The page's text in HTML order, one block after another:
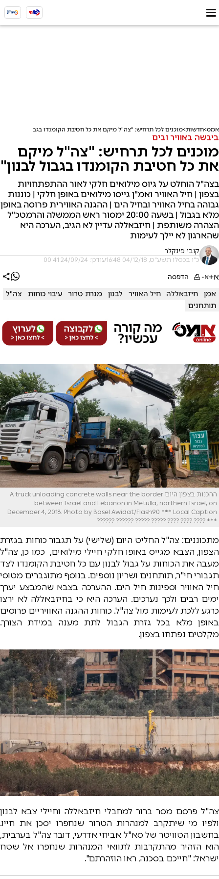
אמס חדשות מוכנים לכל תרחיש: "צה"ל מיקם את כל חטיבת הקומנדו בגבול לבנון"
ביבשה באוויר ובים
מוכנים לכל תרחיש: "צה"ל מיקם
את כל חטיבת הקומנדו בגבול לבנון"
בצה"ל הוחלט על גיוס מילואים חלקי לאור ההתפתחויות
בצפון | חיל האוויר ואמ"ן גייסו מילואים באופן חלקי | כוננות
גבוהה בחיל האוויר ובחיל הים | ההגנה האווירית פרוסה באופן
מלא בגבול | בשעה 20:00 ימסור ראש הממשלה והרמטכ"ל
הצהרה משותפת | חיזבאללה עדיין לא הגיב, הערכה היא
שהארגון לא יילך לעימות
קובי פינקלר
כ"ו בכסלו תשע"ט, 04/12/18 16:48 עודכן: 24/09/24 00:41
א+א- הדפסה
אמן חיזבאללה חיל האוויר לבנון מנרת טרור עיבוי כוחות
צה"ל
תותחנים
ההכנות בצפון היום A truck unloading concrete walls near the border
between Israel and Lebanon in Metulla, northern Israel, on
December 4, 2018. Photo by Basel Awidat/Flash90 *** Local Caption
*** ???? ???? ???? ????? ????? ?????? ??????
מתכוננים: צה"ל החליט היום (שלישי) על תגבור כוחות בגזרת
הצפון, הצבא מגייס באופו חלקי חיילי מילואים, כמו כן, צה"ל
מעבה את הכוחות על גבול לבנון עם כל חטיבת הקומנדו לצד
תגבורי חי"ר, תותחנים ושריון נוספים. בנוסף מתוגברים מטוסי
חיל האוויר וספינות חיל הים. ההערכה בצבא שהמבצע יערך
ימים רבים ולכך נערכים. הערכה היא כי בחיזבאללה לא ירצו
כרגע ללכת לעימות מול צה"ל. כוחות ההגנה האוויריים פרוסים
באופן מלא בכל גזרת הגבול לתת מענה במידת הצורך.
מקלטים נפתחו בצפון.
צה"ל פרסם מסר ברור למחבלי חיזבאללה וחיילי צבא לבנון
ולפיו מי שיתקרב למנהרות הטרור שנחפרו יסכן את חייו.
בחשבון הטוויטר של סא"ל אביחי אדרעי, דובר צה"ל בערבית,
הוא הזהיר מהתקרבות לתוואי המנהרות שנחפרו אל שטח
ישראל: "חייכם בסכנה, ראו הוזהרתם".